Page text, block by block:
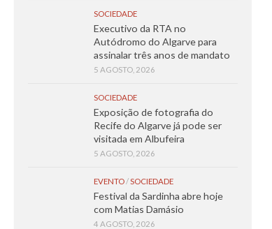
SOCIEDADE
Executivo da RTA no
Autódromo do Algarve para
assinalar três anos de mandato
5 AGOSTO, 2026
SOCIEDADE
Exposição de fotografia do
Recife do Algarve já pode ser
visitada em Albufeira
5 AGOSTO, 2026
EVENTO/SOCIEDADE
Festival da Sardinha abre hoje
com Matias Damásio
4 AGOSTO, 2026